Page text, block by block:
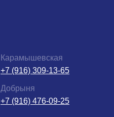
+7 (916) 476-09-25
Добрыня
+7 (916) 309-13-65
Карамышевская